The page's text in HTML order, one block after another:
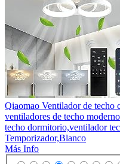
Qiaomao Ventilador de
ventiladores de techo
techo dormitorio,ventilador
Temporizador,Blanco
Más Info